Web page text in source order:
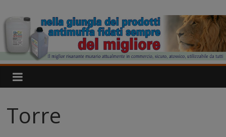
al
contenuto
IgroDry
miglior
risanante
per
muri
attualmente
in
Torre